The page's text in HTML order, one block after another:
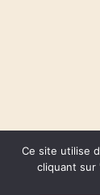
Ce site utilise
cliquant sur